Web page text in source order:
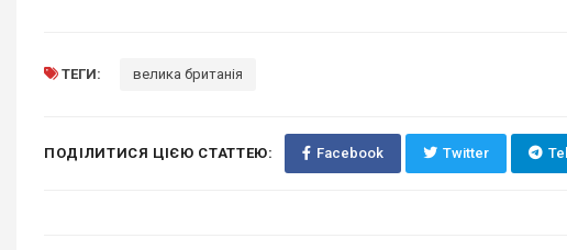
ТЕГИ: велика британія
ПОДІЛИТИСЯ ЦІЄЮ СТАТТЕЮ: Facebook Twitter